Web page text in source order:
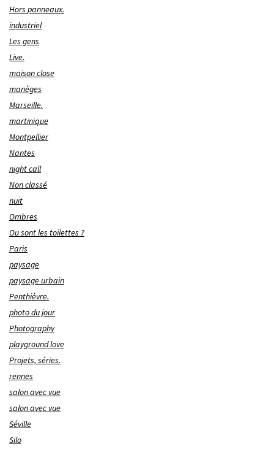
Hors panneaux.
industriel
Les gens
Live.
maison close
manèges
Marseille.
martinique
Montpellier
Nantes
night call
Non classé
nuit
Ombres
Ou sont les toilettes ?
Paris
paysage
paysage urbain
Penthièvre.
photo du jour
Photography
playground love
Projets, séries.
rennes
salon avec vue
salon avec vue
Séville
Silo